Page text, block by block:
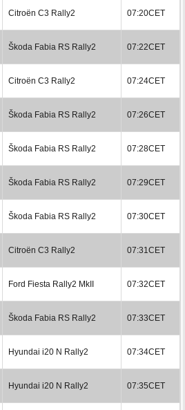
Citroën C3 Rally2 07:20CET
Škoda Fabia RS Rally2 07:22CET
Citroën C3 Rally2 07:24CET
Škoda Fabia RS Rally2 07:26CET
Škoda Fabia RS Rally2 07:28CET
Škoda Fabia RS Rally2 07:29CET
Škoda Fabia RS Rally2 07:30CET
Citroën C3 Rally2 07:31CET
Ford Fiesta Rally2 MkII 07:32CET
Škoda Fabia RS Rally2 07:33CET
Hyundai i20 N Rally2 07:34CET
Hyundai i20 N Rally2 07:35CET